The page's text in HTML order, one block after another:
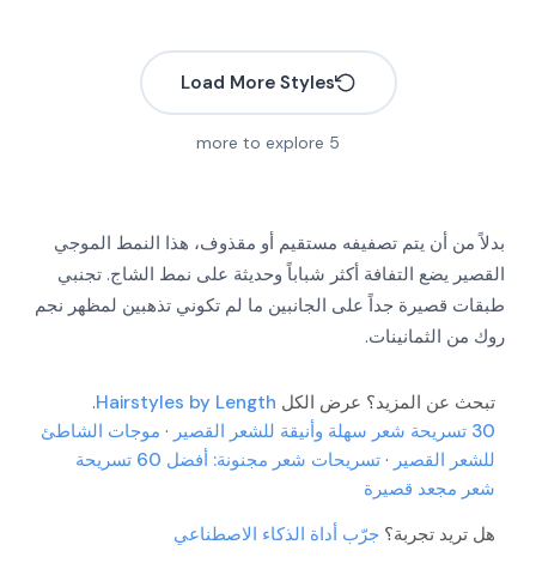
More
More
More
Load More Styles
5
بدلاً من أن يتم تصفيفه مستقيم أو مقذوف، هذا النمط الموجي
القصير يضع التفافة أكثر شباباً وحديثة على نمط الشاج. تجنبي
طبقات قصيرة جداً على الجانبين ما لم تكوني تذهبين لمظهر نجم
روك من الثمانينات.
تبحث عن المزيد؟ عرض الكل Hairstyles by Length
.
30 تسريحة شعر سهلة وأنيقة للشعر القصير
· موجات الشاطئ
للشعر القصير ·
تسريحات شعر مجنونة: أفضل 60 تسريحة
شعر مجعد قصيرة
هل تريد تجربة؟ جرّب أداة الذكاء الاصطناعي